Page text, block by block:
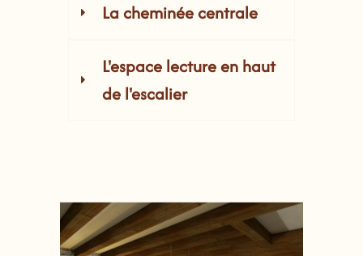
La cheminée centrale
L'espace lecture en haut
de l'escalier